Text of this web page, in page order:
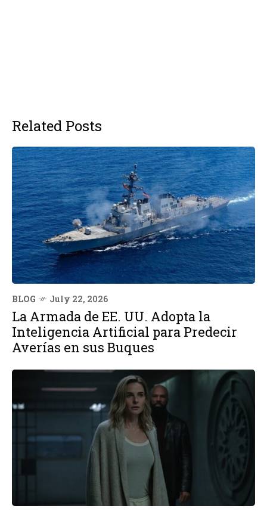
Related Posts
BLOG July 22, 2026
La Armada de EE. UU. Adopta la
Inteligencia Artificial para Predecir
Averías en sus Buques